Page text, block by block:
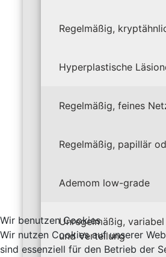
Regelmäßig,
Hyperplastische
Regelmäßig, feines
Regelmäßig, papillär
Ademom low-grade
Unregelmäßig,
und Verteilung
Wir benutzen Cookies
Wir nutzen Cookies auf unserer
sind essenziell für den Betrieb der